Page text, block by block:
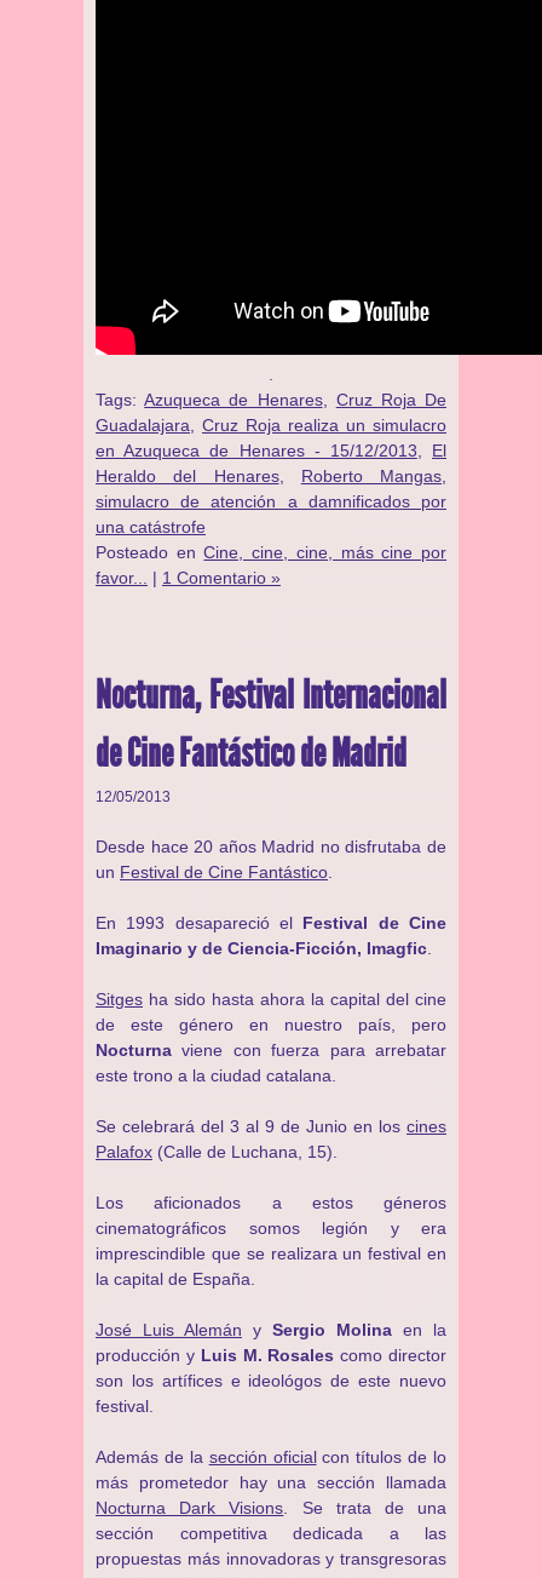
Tags:Azuqueca de Henares, Cruz Roja De
Guadalajara
Cruz Roja realiza un simulacro
en Azuqueca de Henares - 15/12/2013
El
Heraldo del Henares, Roberto Mangas
simulacro de atención a damnificados por
una catástrofe
Posteado enCine, cine, cine, más cine por
favor...
| 1 Comentario »
Nocturna, Festival Internacional
de Cine Fantástico de Madrid
12/05/2013
Desde hace 20 años Madrid no disfrutaba de
un Festival de Cine Fantástico
En 1993 desapareció el Festival de Cine
Imaginario y de Ciencia-Ficción, Imagfic
Sitges ha sido hasta ahora la capital del cine
de este género en nuestro país, pero
Nocturna viene con fuerza para arrebatar
este trono a la ciudad catalana.
Se celebrará del 3 al 9 de Junio en los cines
Palafox (Calle de Luchana, 15).
Los aficionados a estos géneros
cinematográficos somos legión y era
imprescindible que se realizara un festival en
la capital de España.
José Luis Alemán y Sergio Molina en la
producción y Luis M. Rosales como director
son los artífices e ideológos de este nuevo
festival.
Además de la sección oficialcon títulos de lo
más prometedor hay una sección llamada
Nocturna Dark Visions . Se trata de una
sección competitiva dedicada a las
propuestas más innovadoras y transgresoras